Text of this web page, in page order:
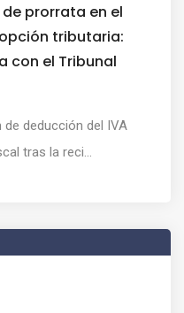
prorrata en el
tributaria:
con el Tribunal
deducción del IVA
tras la reci...